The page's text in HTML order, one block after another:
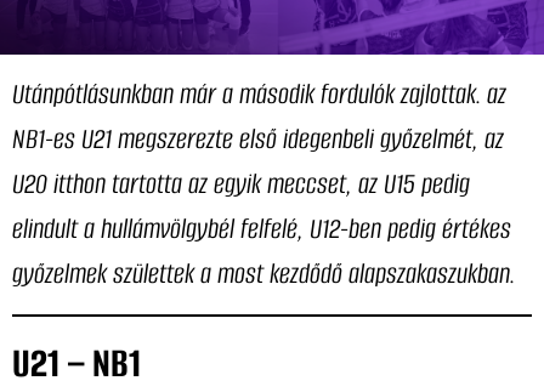
Utánpótlásunkban már a második fordulók zajlottak. az
NB1-es U21 megszerezte első idegenbeli győzelmét, az
U20 itthon tartotta az egyik meccset, az U15 pedig
elindult a hullámvölgybél felfelé, U12-ben pedig értékes
győzelmek születtek a most kezdődő alapszakaszukban.
U21 – NB1